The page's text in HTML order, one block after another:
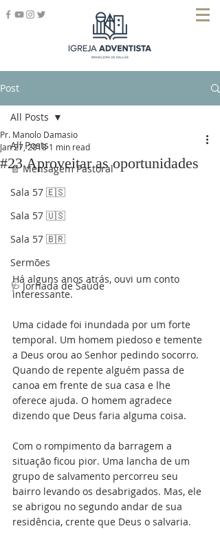
Post
All Posts
📄 Mensagem Pastoral
Sala 57 🇪🇸
Sala 57 🇺🇸
Sala 57 🇧🇷
Sermões
🩺 Jornada de Saúde
All Posts
#23 Aproveitar as oportunidades
Pr. Manolo Damasio
Jan 27, 2018 1 min read
Há alguns anos atrás, ouvi um conto
interessante.
Uma cidade foi inundada por um forte
temporal. Um homem piedoso e temente
a Deus orou ao Senhor pedindo socorro.
Quando de repente alguém passa de
canoa em frente de sua casa e lhe
oferece ajuda. O homem agradece
dizendo que Deus faria alguma coisa.
Com o rompimento da barragem a
situação ficou pior. Uma lancha de um
grupo de salvamento percorreu seu
bairro levando os desabrigados. Mas, ele
se abrigou no segundo andar de sua
residência, crente que Deus o salvaria.